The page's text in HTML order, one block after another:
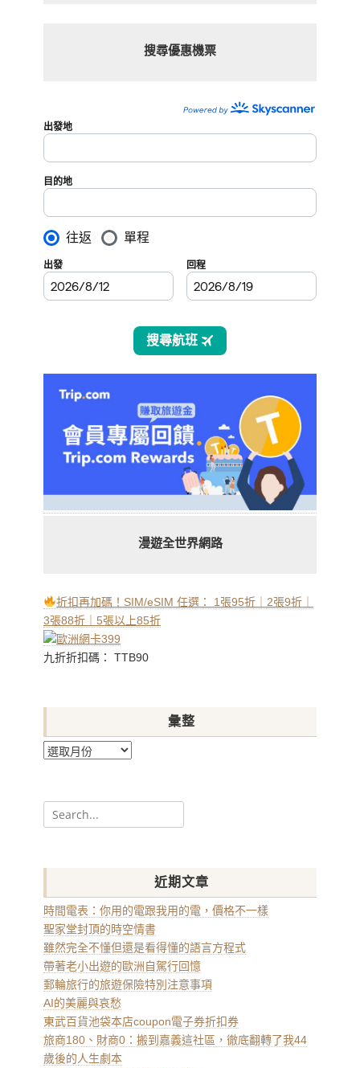
搜尋優惠機票
漫遊全世界網路
折扣再加碼！SIM/eSIM 任選： 1張95折｜2張9折｜
3張88折｜5張以上85折
九折折扣碼： TTB90
彙整
彙
Search
for:
近期文章
時間電表：你用的電跟我用的電，價格不一樣
聖家堂封頂的時空情書
雖然完全不懂但還是看得懂的語言方程式
帶著老小出遊的歐洲自駕行回憶
郵輪旅行的旅遊保險特別注意事項
AI的美麗與哀愁
東武百貨池袋本店coupon電子券折扣券
旅商180、財商0：搬到嘉義這社區，徹底翻轉了我44
歲後的人生劇本